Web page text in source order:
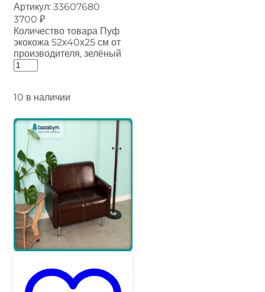
Артикул: 33607680
3700 ₽
Количество товара Пуф
экокожа 52х40х25 см от
производителя, зелёный
10 в наличии